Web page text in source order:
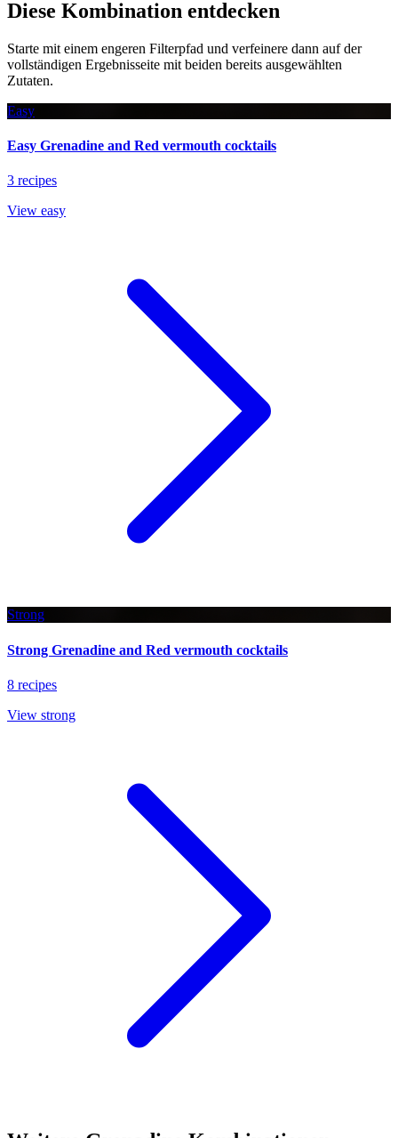
Diese Kombination entdecken
Starte mit einem engeren Filterpfad und verfeinere dann auf der
vollständigen Ergebnisseite mit beiden bereits ausgewählten
Zutaten.
Easy
Easy Grenadine and Red vermouth cocktails
3 recipes
View easy
Strong
Strong Grenadine and Red vermouth cocktails
8 recipes
View strong